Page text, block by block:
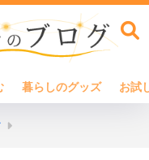
暮らしのグッズ お試